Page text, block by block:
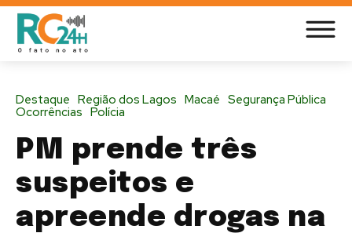
Destaque Região dos Lagos Macaé Segurança Pública
Ocorrências Polícia
PM prende três
suspeitos e
apreende drogas na